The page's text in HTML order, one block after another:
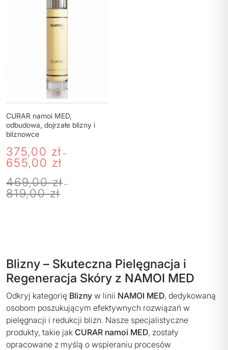
POLITYKA PRYWATNOŚCI
REGULAMIN SKLEPU
WYSYŁKA
MOJE KONTO
CURAR namoi MED,
odbudowa, dojrzałe blizny i
bliznowce
375,00 zł –
655,00 zł
469,00zł –
819,00zł
Blizny – Skuteczna Pielęgnacja i
Regeneracja Skóry z NAMOI MED
Odkryj kategorię Blizny w linii NAMOI MED, dedykowaną
osobom poszukującym efektywnych rozwiązań w
pielęgnacji i redukcji blizn. Nasze specjalistyczne
produkty, takie jak CURAR namoi MED, zostały
opracowane z myślą o wspieraniu procesów